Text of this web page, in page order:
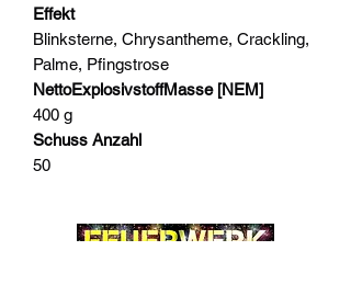
Effekt
Blinksterne, Chrysantheme, Crackling,
Palme, Pfingstrose
NettoExplosivstoffMasse [NEM]
400 g
Schuss Anzahl
50